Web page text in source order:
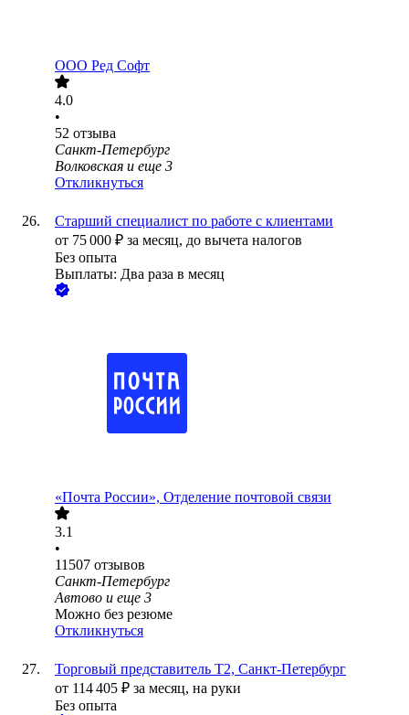
ООО Ред Софт
4.0
•
52 отзыва
Санкт-Петербург
Волковская и еще 3
Откликнуться
Старший специалист по работе с клиентами
от 75 000 ₽ за месяц, до вычета налогов
Без опыта
Выплаты: Два раза в месяц
«Почта России», Отделение почтовой связи
3.1
•
11507 отзывов
Санкт-Петербург
Автово и еще 3
Можно без резюме
Откликнуться
Торговый представитель Т2, Санкт-Петербург
от 114 405 ₽ за месяц, на руки
Без опыта